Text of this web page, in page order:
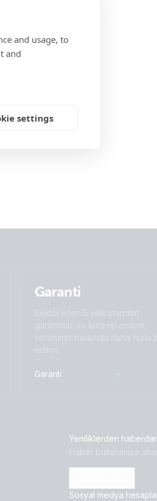
and usage, to
and
settings
Garanti
Sektör lideri 5 yıllık standart
garantimiz ve küresel onarım
servisimiz hakkında daha fazla
edinin.
Garanti
Yeniliklerden
Haber bültenimize
Sosyal medya